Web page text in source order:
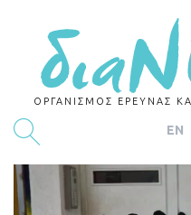
ΟΡΓΑΝΙΣΜΟΣ ΕΡΕΥΝΑΣ
EN